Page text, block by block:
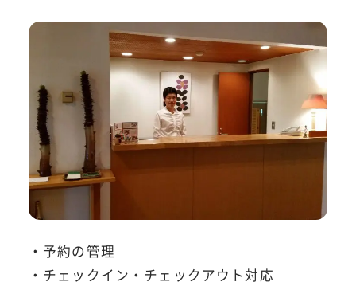
・予約の管理
・チェックイン・チェックアウト対応